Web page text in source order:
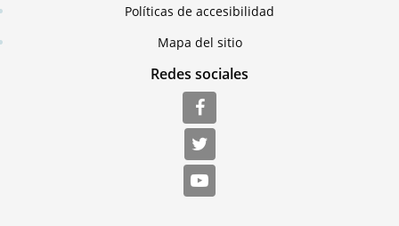
Políticas de accesibilidad
Mapa del sitio
Redes sociales